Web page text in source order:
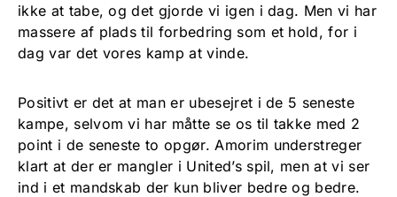
ikke at tabe, og det gjorde vi igen i dag. Men vi har
massere af plads til forbedring som et hold, for i
dag var det vores kamp at vinde.
Positivt er det at man er ubesejret i de 5 seneste
kampe, selvom vi har måtte se os til takke med 2
point i de seneste to opgør. Amorim understreger
klart at der er mangler i United’s spil, men at vi ser
ind i et mandskab der kun bliver bedre og bedre.